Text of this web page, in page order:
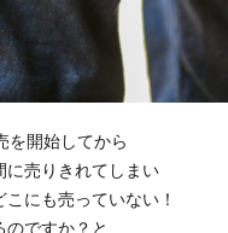
を開始してから
に売りきれてしまい
にも売っていない！
のですか？と